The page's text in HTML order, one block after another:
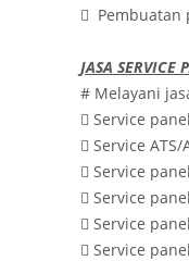
 Pembuatan
JASA SERVICE
# Melayani
 Service
 Service ATS/
 Service
 Service
 Service
 Service